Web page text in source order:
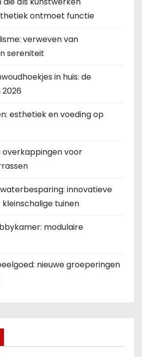
ontmoet functie
verweven van
sereniteit
in huis: de
esthetiek en voeding op
overkappingen voor
innovatieve
tuinen
modulaire
nieuwe groeperingen